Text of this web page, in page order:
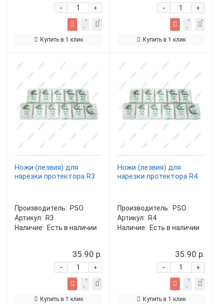
+
-
Купить в 1 клик
+
-
Купить в 1 клик
Ножи (лезвия) для
нарезки протектора R3
Производитель: PSO
Артикул: R3
Наличие: Есть в наличии
35.90 р.
+
-
Купить в 1 клик
Ножи (лезвия) для
нарезки протектора R4
Производитель: PSO
Артикул: R4
Наличие: Есть в наличии
35.90 р.
+
-
Купить в 1 клик